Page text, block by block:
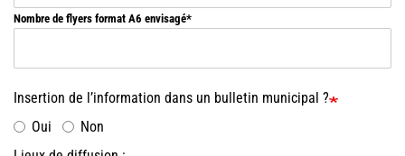
Nombre de flyers format A6 envisagé
Insertion de l’information dans un bulletin municipal ?
Oui
Non